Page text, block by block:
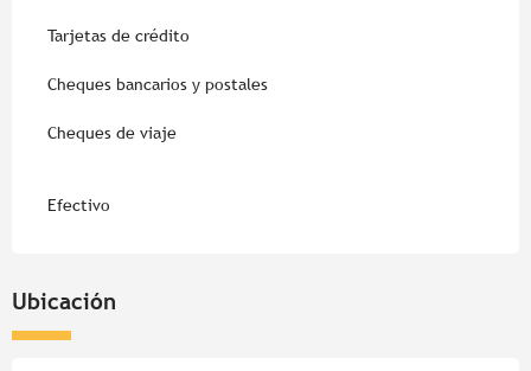
Tarjetas de crédito
Cheques bancarios y postales
Cheques de viaje
Efectivo
Ubicación